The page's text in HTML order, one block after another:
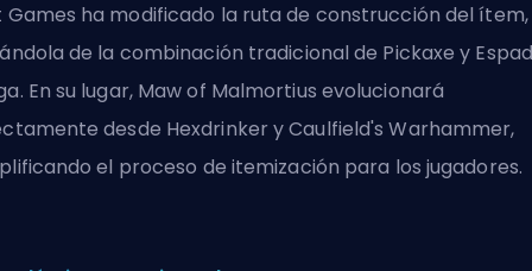
Games ha modificado la ruta de construcción del ítem,
de la combinación tradicional de Pickaxe y
En su lugar, Maw of Malmortius evolucionará
desde Hexdrinker yCaulfield's Warhammer,
el proceso de itemización para los jugadores.